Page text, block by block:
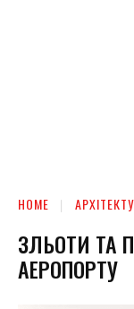
HOME
ЗЛЬОТИ ТА
АЕРОПОРТУ